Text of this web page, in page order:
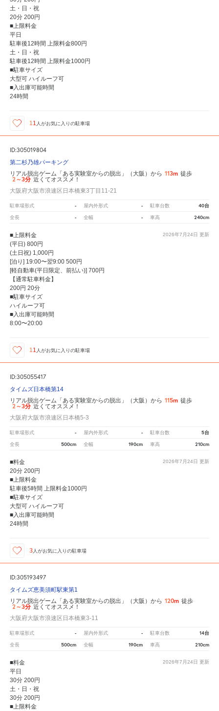
土・日・祝
20分 200円
■上限料金
平日
駐車後12時間 上限料金800円
土・日・祝
駐車後12時間 上限料金1000円
■駐車サイズ
大型可 ハイルーフ可
■入出庫可能時間
24時間
11 人がお気に入りの駐車場
ID:305019804
第二杉乃雄パーキング
リアル脱出ゲーム「ある実験室からの脱出」（大阪）から 113m 徒歩
2～3分 近くてオススメ！
大阪府大阪市浪速区日本橋東3丁目11-21
駐車場形式 - 屋内外形式 - 駐車台数 40台
全長 - 全幅 - 車高 240cm
2026年7月24日 更新
■上限料金
(平日) 800円
(土日祝) 1,000円
[泊り] 19:00〜翌9:00 500円
[軽自動車(平日限定、前払い)] 700円
【通常駐車料金】
200円 20分
■駐車サイズ
ハイルーフ可
■入出庫可能時間
8:00〜20:00
11 人がお気に入りの駐車場
ID:305055417
タイムズ日本橋第14
リアル脱出ゲーム「ある実験室からの脱出」（大阪）から 115m 徒歩
2～3分 近くてオススメ！
大阪府大阪市浪速区日本橋5-3
駐車場形式 - 屋内外形式 - 駐車台数 5台
全長 500cm 全幅 190cm 車高 210cm
2026年7月24日 更新
■料金
20分 200円
■上限料金
駐車後5時間 上限料金1000円
■駐車サイズ
大型可 ハイルーフ可
■入出庫可能時間
24時間
3 人がお気に入りの駐車場
ID:305193497
タイムズ恵美須町駅東第1
リアル脱出ゲーム「ある実験室からの脱出」（大阪）から 120m 徒歩
2～3分 近くてオススメ！
大阪府大阪市浪速区日本橋東3-11
駐車場形式 - 屋内外形式 - 駐車台数 14台
全長 500cm 全幅 190cm 車高 210cm
2026年7月24日 更新
■料金
平日
30分 200円
土・日・祝
30分 200円
■上限料金